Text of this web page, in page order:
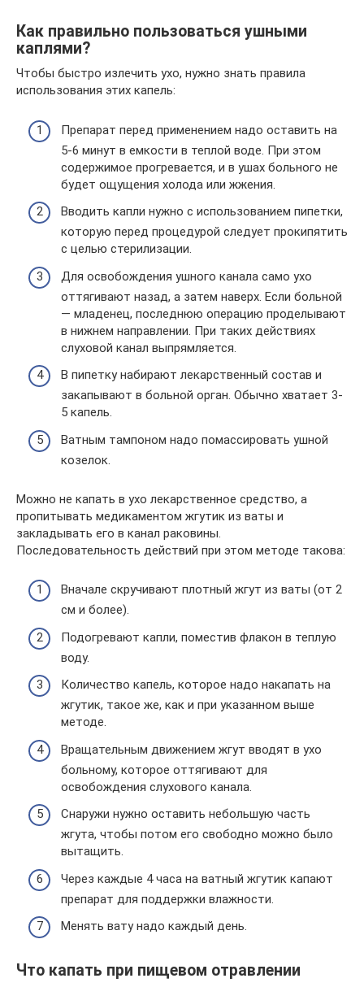
Как правильно пользоваться ушными
каплями?
Чтобы быстро излечить ухо, нужно знать правила
использования этих капель:
Препарат перед применением надо оставить на
5-6 минут в емкости в теплой воде. При этом
содержимое прогревается, и в ушах больного не
будет ощущения холода или жжения.
Вводить капли нужно с использованием пипетки,
которую перед процедурой следует прокипятить
с целью стерилизации.
Для освобождения ушного канала само ухо
оттягивают назад, а затем наверх. Если больной
— младенец, последнюю операцию проделывают
в нижнем направлении. При таких действиях
слуховой канал выпрямляется.
В пипетку набирают лекарственный состав и
закапывают в больной орган. Обычно хватает 3-
5 капель.
Ватным тампоном надо помассировать ушной
козелок.
Можно не капать в ухо лекарственное средство, а
пропитывать медикаментом жгутик из ваты и
закладывать его в канал раковины.
Последовательность действий при этом методе такова:
Вначале скручивают плотный жгут из ваты (от 2
см и более).
Подогревают капли, поместив флакон в теплую
воду.
Количество капель, которое надо накапать на
жгутик, такое же, как и при указанном выше
методе.
Вращательным движением жгут вводят в ухо
больному, которое оттягивают для
освобождения слухового канала.
Снаружи нужно оставить небольшую часть
жгута, чтобы потом его свободно можно было
вытащить.
Через каждые 4 часа на ватный жгутик капают
препарат для поддержки влажности.
Менять вату надо каждый день.
Что капать при пищевом отравлении